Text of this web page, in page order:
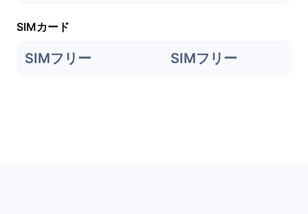
SIMカード
SIMフリー SIMフリー